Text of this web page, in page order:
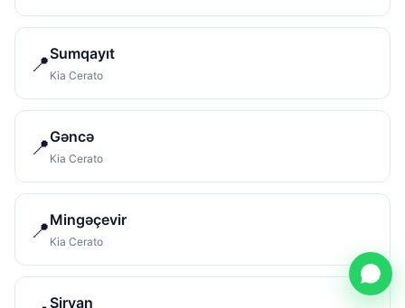
📍Sumqayıt
Kia Cerato
📍Gəncə
Kia Cerato
📍Mingəçevir
Kia Cerato
Şirvan